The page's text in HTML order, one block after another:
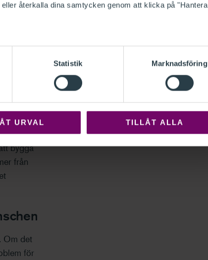
återkalla dina samtycken genom att klicka på "Hantera
Statistik Marknadsföring
URVAL TILLÅT ALLA
du när
det
bygga
från
Om det
för